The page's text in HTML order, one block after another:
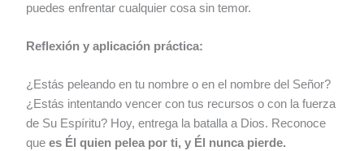
puedes enfrentar cualquier cosa sin temor.
Reflexión y aplicación práctica:
¿Estás peleando en tu nombre o en el nombre del Señor?
¿Estás intentando vencer con tus recursos o con la fuerza
de Su Espíritu? Hoy, entrega la batalla a Dios. Reconoce
quees Él quien pelea por ti, y Él nunca pierde.